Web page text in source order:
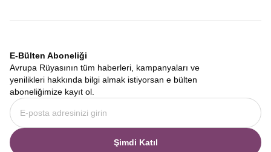
E-Bülten Aboneliği
Avrupa Rüyasının tüm haberleri, kampanyaları ve
yenilikleri hakkında bilgi almak istiyorsan e bülten
aboneliğimize kayıt ol.
Şimdi Katıl